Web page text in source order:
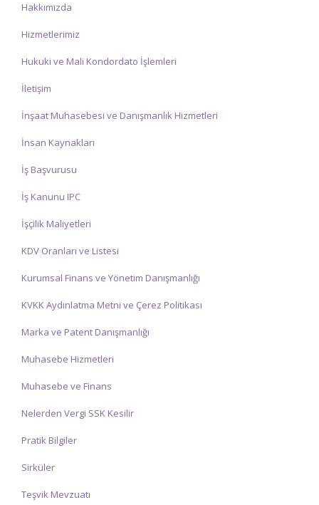
Hakkımızda
Hizmetlerimiz
Hukuki ve Mali Kondordato İşlemleri
İletişim
İnşaat Muhasebesi ve Danışmanlık Hizmetleri
İnsan Kaynakları
İş Başvurusu
İş Kanunu IPC
İşçilik Maliyetleri
KDV Oranları ve Listesi
Kurumsal Finans ve Yönetim Danışmanlığı
KVKK Aydınlatma Metni ve Çerez Politikası
Marka ve Patent Danışmanlığı
Muhasebe Hizmetleri
Muhasebe ve Finans
Nelerden Vergi SSK Kesilir
Pratik Bilgiler
Sirküler
Teşvik Mevzuatı